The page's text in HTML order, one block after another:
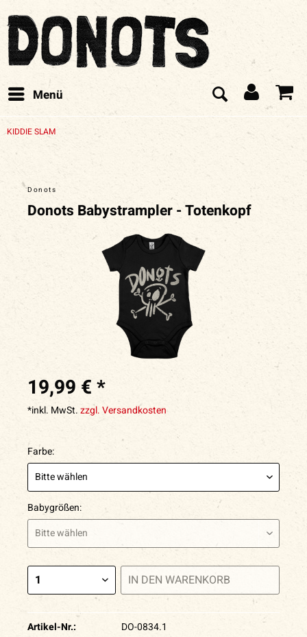
Menü
KIDDIE SLAM
Donots
Donots Babystrampler - Totenkopf
19,99 € *
*inkl. MwSt.zzgl. Versandkosten
Farbe:
Babygrößen:
IN DEN WARENKORB
Artikel-Nr.:
DO-0834.1